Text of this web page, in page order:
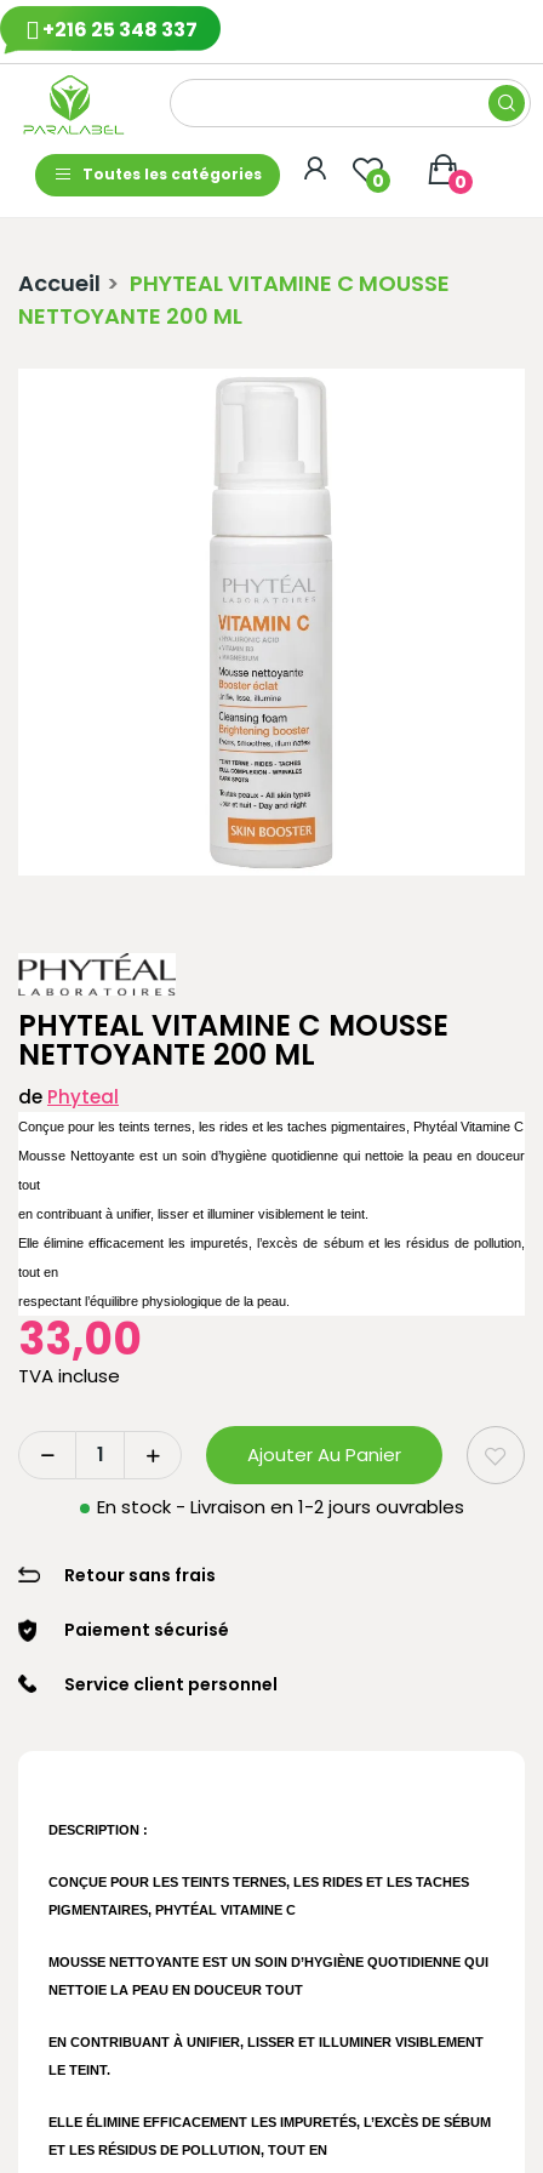
+216 25 348 337
Toutes les catégories 0 0
Accueil
PHYTEAL VITAMINE C MOUSSE
NETTOYANTE 200 ML
PHYTEAL VITAMINE C MOUSSE
NETTOYANTE 200 ML
de Phyteal
Conçue pour les teints ternes, les rides et les taches pigmentaires, Phytéal Vitamine C
Mousse Nettoyante est un soin d’hygiène quotidienne qui nettoie la peau en douceur
tout
en contribuant à unifier, lisser et illuminer visiblement le teint.
Elle élimine efficacement les impuretés, l’excès de sébum et les résidus de pollution,
tout en
respectant l’équilibre physiologique de la peau.
33,00
TVA incluse
Ajouter Au Panier
En stock - Livraison en 1-2 jours ouvrables
Retour sans frais
Paiement sécurisé
Service client personnel
DESCRIPTION :
CONÇUE POUR LES TEINTS TERNES, LES RIDES ET LES TACHES
PIGMENTAIRES, PHYTÉAL VITAMINE C
MOUSSE NETTOYANTE EST UN SOIN D’HYGIÈNE QUOTIDIENNE QUI
NETTOIE LA PEAU EN DOUCEUR TOUT
EN CONTRIBUANT À UNIFIER, LISSER ET ILLUMINER VISIBLEMENT
LE TEINT.
ELLE ÉLIMINE EFFICACEMENT LES IMPURETÉS, L’EXCÈS DE SÉBUM
ET LES RÉSIDUS DE POLLUTION, TOUT EN